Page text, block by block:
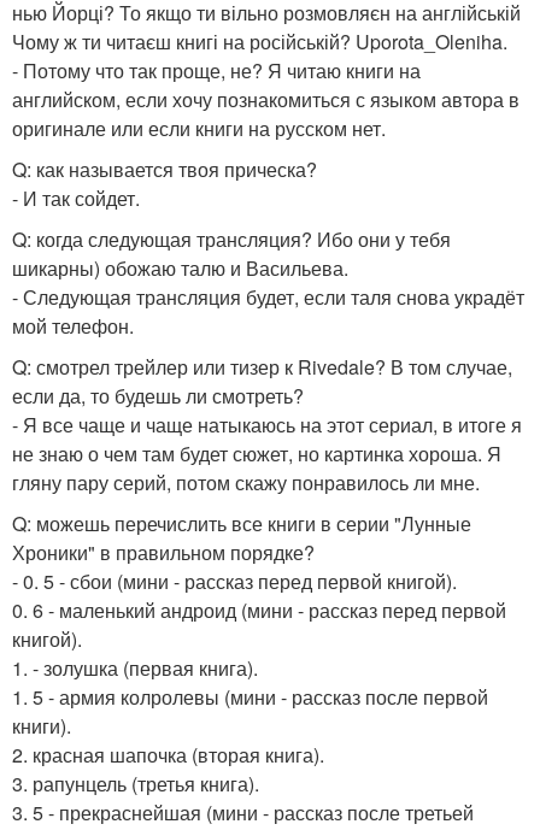
нью Йорці? То якщо ти вільно розмовляєн на англійській
Чому ж ти читаєш книгі на російській? Uporota_Oleniha.
- Потому что так проще, не? Я читаю книги на
английском, если хочу познакомиться с языком автора в
оригинале или если книги на русском нет.
Q: как называется твоя прическа?
- И так сойдет.
Q: когда следующая трансляция? Ибо они у тебя
шикарны) обожаю талю и Васильева.
- Следующая трансляция будет, если таля снова украдёт
мой телефон.
Q: смотрел трейлер или тизер к Rivedale? В том случае,
если да, то будешь ли смотреть?
- Я все чаще и чаще натыкаюсь на этот сериал, в итоге я
не знаю о чем там будет сюжет, но картинка хороша. Я
гляну пару серий, потом скажу понравилось ли мне.
Q: можешь перечислить все книги в серии "Лунные
Хроники" в правильном порядке?
- 0. 5 - сбои (мини - рассказ перед первой книгой).
0. 6 - маленький андроид (мини - рассказ перед первой
книгой).
1. - золушка (первая книга).
1. 5 - армия колролевы (мини - рассказ после первой
книги).
2. красная шапочка (вторая книга).
3. рапунцель (третья книга).
3. 5 - прекраснейшая (мини - рассказ после третьей